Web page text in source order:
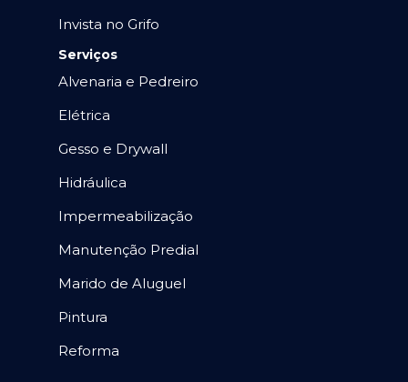
Invista no Grifo
Serviços
Alvenaria e Pedreiro
Elétrica
Gesso e Drywall
Hidráulica
Impermeabilização
Manutenção Predial
Marido de Aluguel
Pintura
Reforma